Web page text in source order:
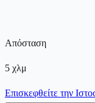
Απόσταση
5 χλμ
Επισκεφθείτε την